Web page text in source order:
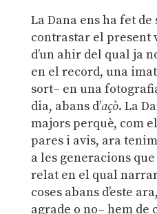
La Dana ens ha fet
contrastar el present
d’un ahir del qual ja
en el record, una
sort– en una
dia, abans d’açò. La
majors perquè, com
pares i avis, ara
a les generacions
relat en el qual
coses abans d’este
agrade o no– hem de